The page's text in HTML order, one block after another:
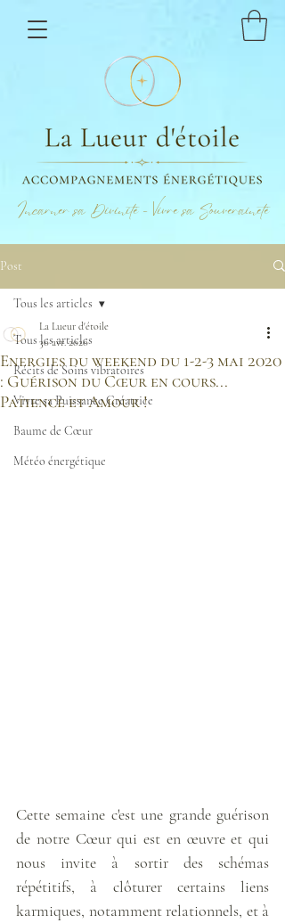
Incarner sa Divinité - Vivre sa Souveraineté
Post
Tous les articles
Récits de Soins vibratoires
Vivre sa Puissance Créatrice
Baume de Cœur
Météo énergétique
Tous les articles
Energies du weekend du 1-2-3 mai 2020
: Guérison du Cœur en cours...
Patience et Amour !
La Lueur d'étoile
30 avr. 2020
Cette semaine c'est une grande guérison
de notre Cœur qui est en œuvre et qui
nous invite à sortir des schémas
répétitifs, à clôturer certains liens
karmiques, notamment relationnels, et à